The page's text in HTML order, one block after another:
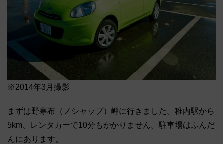
※2014年3月撮影
まずは野寒布（ノシャップ）岬に行きました。稚内駅から
5km、レンタカーで10分もかかりません。駐車場はふんだ
んにあります。